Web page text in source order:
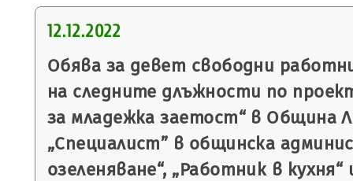
12.12.2022
Обява за девет свободни
на следните длъжности по
за младежка заетост“ в Община
„Специалист” в общинска
озеленяване“, „Работник в